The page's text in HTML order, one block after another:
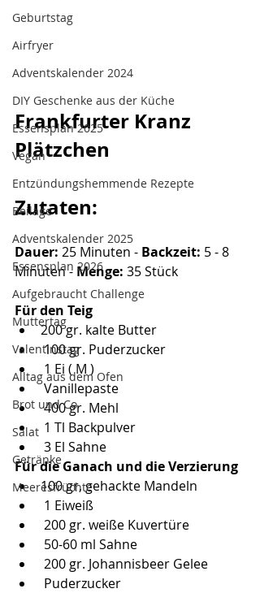
Geburtstag
Airfryer
Adventskalender 2024
DIY Geschenke aus der Küche
Essensplan 2025
Vegan
Entzündungshemmende Rezepte
Beilage
Adventskalender 2025
Essensplan 2026
Aufgebraucht Challenge
Muttertag
Valentinstag
Alltag aus dem Ofen
Brot und Co
Salat
Getränke
Meeresfrüchte
Frankfurter Kranz
Plätzchen
Zutaten:
Dauer: 25 Minuten - Backzeit: 5 - 8
Minuten - Menge: 35 Stück
Für den Teig
200 gr. kalte Butter
100 gr. Puderzucker
1 Ei ( M )
Vanillepaste
400 gr. Mehl
1 Tl Backpulver
3 El Sahne
Für die Ganach und die Verzierung
100 gr, gehackte Mandeln
1 Eiweiß
200 gr. weiße Kuvertüre
50-60 ml Sahne
200 gr. Johannisbeer Gelee
Puderzucker